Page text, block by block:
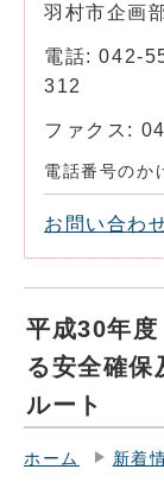
羽村市企画
電話: 042-
312
ファクス:
電話番号のか
お問い合わ
平成30年
る安全確保
ルート
ホーム 新着